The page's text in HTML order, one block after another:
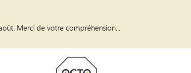
Merci de votre compréhension....